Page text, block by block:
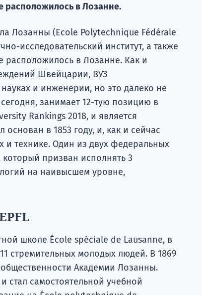
расположилось в Лозанне.
Лозанны (Ecole Polytechnique Fédérale
исследовательский институт, а также
расположилось в Лозанне. Как и
Швейцарии, ВУЗ
и инженерии, но это далеко не
занимает 12-тую позицию в
Rankings 2018, и является
в 1853 году, и, как и сейчас
и технике. Один из двух федеральных
призван исполнять 3
на наивысшем уровне,
школе École spéciale de Lausanne, в
стремительных молодых людей. В 1869
общественности Академии Лозанны.
стал самостоятельной учебной